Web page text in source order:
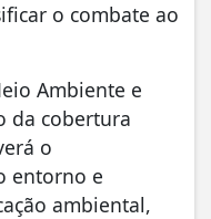
o combate ao
Ambiente e
da cobertura
o
entorno e
ambiental,